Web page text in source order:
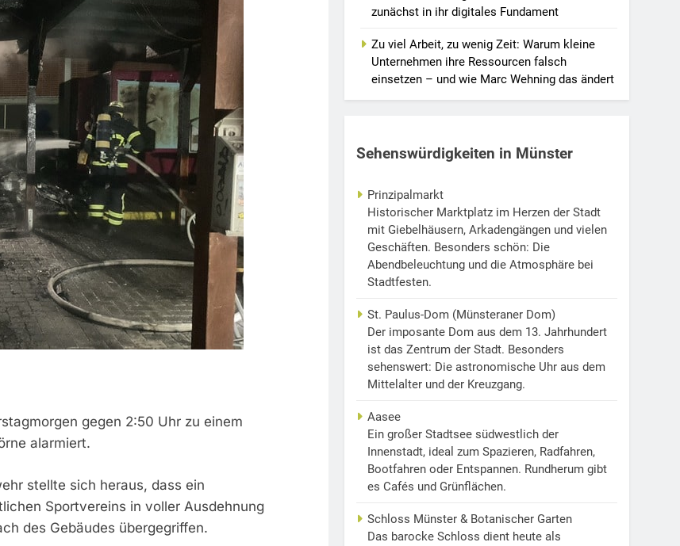
gegen 2:50 Uhr zu einem
alarmiert.
stellte sich heraus, dass ein
Sportvereins in voller Ausdehnung
des Gebäudes übergegriffen.
zunächst in ihr digitales Fundament
Zu viel Arbeit, zu wenig Zeit: Warum kleine
Unternehmen ihre Ressourcen falsch
einsetzen – und wie Marc Wehning das ändert
Sehenswürdigkeiten in Münster
Prinzipalmarkt
Historischer Marktplatz im Herzen der Stadt
mit Giebelhäusern, Arkadengängen und vielen
Geschäften. Besonders schön: Die
Abendbeleuchtung und die Atmosphäre bei
Stadtfesten.
St. Paulus-Dom (Münsteraner Dom)
Der imposante Dom aus dem 13. Jahrhundert
ist das Zentrum der Stadt. Besonders
sehenswert: Die astronomische Uhr aus dem
Mittelalter und der Kreuzgang.
Aasee
Ein großer Stadtsee südwestlich der
Innenstadt, ideal zum Spazieren, Radfahren,
Bootfahren oder Entspannen. Rundherum gibt
es Cafés und Grünflächen.
Schloss Münster & Botanischer Garten
Das barocke Schloss dient heute als